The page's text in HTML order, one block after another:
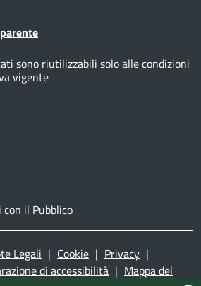
sono riutilizzabili solo alle condizioni
vigente
con il Pubblico
Legali | Cookie | Privacy |
di accessibilità | Mappa del